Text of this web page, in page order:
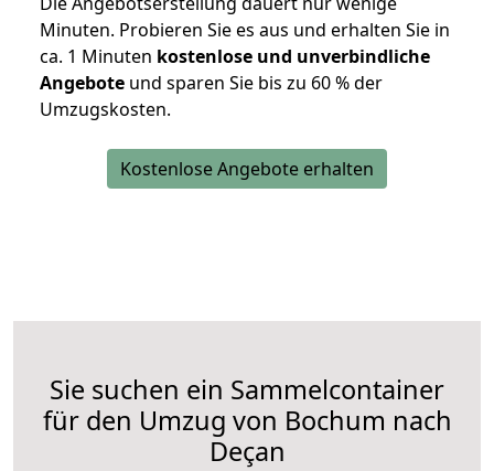
Minuten. Probieren Sie es aus und erhalten Sie in
ca. 1 Minuten kostenlose und unverbindliche
Angebote und sparen Sie bis zu 60 % der
Umzugskosten.
Kostenlose Angebote erhalten
Sie suchen ein Sammelcontainer
für den Umzug von Bochum nach
Deçan